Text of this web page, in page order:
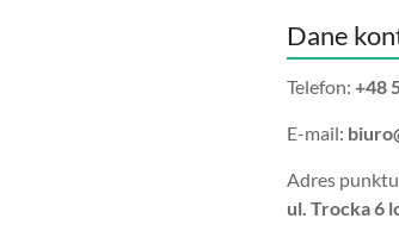
Dane
Telefon: +48
E-mail:
Adres
ul. Trocka 6